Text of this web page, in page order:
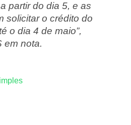
partir do dia 5, e as
solicitar o crédito do
o dia 4 de maio”,
em nota.